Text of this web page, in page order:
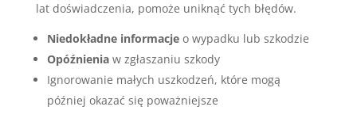
lat doświadczenia, pomoże uniknąć tych błędów.
Niedokładne informacjeo wypadku lub szkodzie
Opóźnieniaw zgłaszaniu szkody
Ignorowanie małych uszkodzeń, które mogą
później okazać się poważniejsze